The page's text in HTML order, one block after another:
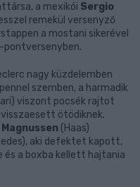
a mexikói Sergio
remekül versenyző
a mostani sikerével
nagy küzdelemben
szemben, a harmadik
viszont pocsék rajtot
ötödiknek.
Magnussen (Haas)
aki defektet kapott,
a boxba kellett hajtania